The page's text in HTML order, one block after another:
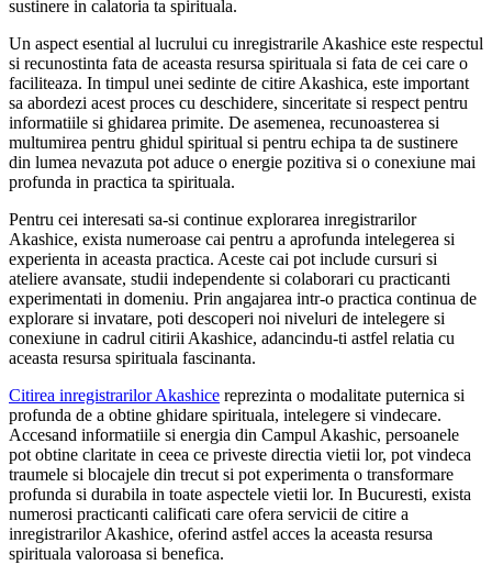
sustinere in calatoria ta spirituala.
Un aspect esential al lucrului cu inregistrarile Akashice este respectul
si recunostinta fata de aceasta resursa spirituala si fata de cei care o
faciliteaza. In timpul unei sedinte de citire Akashica, este important
sa abordezi acest proces cu deschidere, sinceritate si respect pentru
informatiile si ghidarea primite. De asemenea, recunoasterea si
multumirea pentru ghidul spiritual si pentru echipa ta de sustinere
din lumea nevazuta pot aduce o energie pozitiva si o conexiune mai
profunda in practica ta spirituala.
Pentru cei interesati sa-si continue explorarea inregistrarilor
Akashice, exista numeroase cai pentru a aprofunda intelegerea si
experienta in aceasta practica. Aceste cai pot include cursuri si
ateliere avansate, studii independente si colaborari cu practicanti
experimentati in domeniu. Prin angajarea intr-o practica continua de
explorare si invatare, poti descoperi noi niveluri de intelegere si
conexiune in cadrul citirii Akashice, adancindu-ti astfel relatia cu
aceasta resursa spirituala fascinanta.
Citirea inregistrarilor Akashice reprezinta o modalitate puternica si
profunda de a obtine ghidare spirituala, intelegere si vindecare.
Accesand informatiile si energia din Campul Akashic, persoanele
pot obtine claritate in ceea ce priveste directia vietii lor, pot vindeca
traumele si blocajele din trecut si pot experimenta o transformare
profunda si durabila in toate aspectele vietii lor. In Bucuresti, exista
numerosi practicanti calificati care ofera servicii de citire a
inregistrarilor Akashice, oferind astfel acces la aceasta resursa
spirituala valoroasa si benefica.